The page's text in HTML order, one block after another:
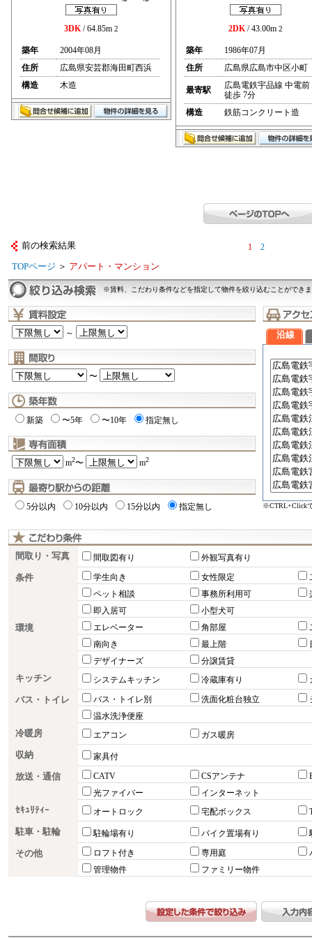
3DK/ 64.85m 2
築年
2004年08月
住所
広島県安芸郡海田町西浜
構造
木造
2DK/ 43.00m 2
築年
1986年07月
住所
広島県広島市中区小町
最寄駅
広島電鉄宇品線 中電前
徒歩 7分
構造
鉄筋コンクリート造
前の検索結果 1 2
TOPページ ＞ アパート・マンション
※賃料、こだわり条件などを指定して物件を絞り込むことができ
～
〜
新築 〜5年 〜10年 指定無し
m2〜 m2
5分以内 10分以内 15分以内 指定無し
沿線
※CTRL+Click
間取り・写真 間取図有り 外観写真有り
条件 学生向き 女性限定
ペット相談
事務所利用可
即入居可
小型犬可
環境 エレベーター 角部屋
南向き
最上階
デザイナーズ
分譲賃貸
キッチン システムキッチン 冷蔵庫有り
バス・トイレ バス・トイレ別 洗面化粧台独立
温水洗浄便座
冷暖房 エアコン ガス暖房
収納 家具付
放送・通信 CATV CSアンテナ
光ファイバー
インターネット
ｾｷｭﾘﾃｨｰ オートロック 宅配ボックス
駐車・駐輪 駐輪場有り バイク置場有り
その他 ロフト付き 専用庭
管理物件
ファミリー物件